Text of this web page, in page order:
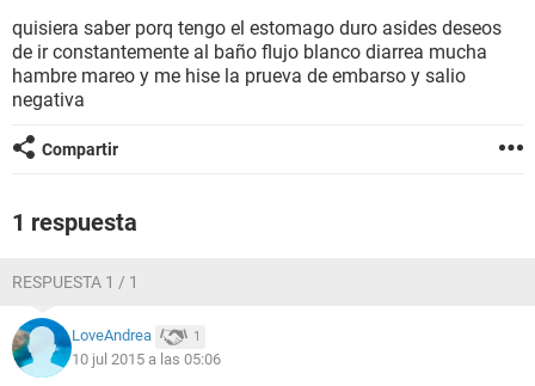
BIENESTAR
SEXUALIDAD
GLOSARIO
quisiera saber porq tengo el estomago duro asides deseos
de ir constantemente al baño flujo blanco diarrea mucha
hambre mareo y me hise la prueva de embarso y salio
negativa
Compartir
1 respuesta
RESPUESTA 1 / 1
LoveAndrea 1
10 jul 2015 a las 05:06